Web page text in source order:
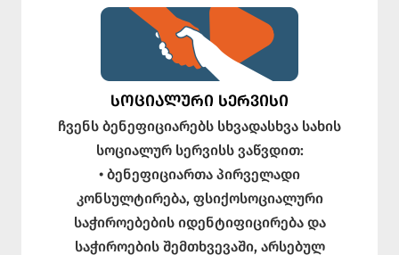
ᲡᲝᲪᲘᲐᲚᲣᲠᲘ ᲡᲔᲠᲕᲘᲡᲘ
ჩვენს ბენეფიციარებს სხვადასხვა სახის
სოციალურ სერვისს ვაწვდით:
• ბენეფიციართა პირველადი
კონსულტირება, ფსიქოსოციალური
საჭიროებების იდენტიფიცირება და
საჭიროების შემთხვევაში, არსებულ